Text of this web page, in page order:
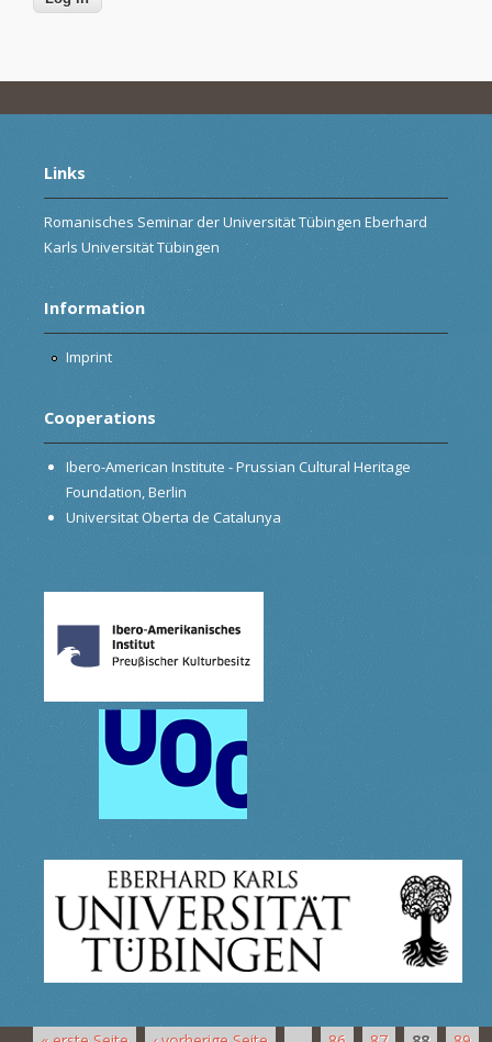
Links
Romanisches Seminar der Universität Tübingen Eberhard
Karls Universität Tübingen
Information
Imprint
Cooperations
Ibero-American Institute - Prussian Cultural Heritage
Foundation, Berlin
Universitat Oberta de Catalunya